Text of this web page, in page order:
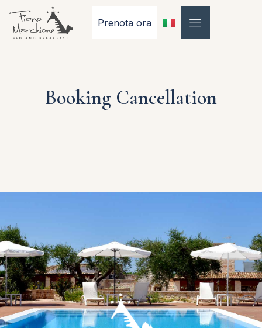
Prenota ora
Booking Cancellation